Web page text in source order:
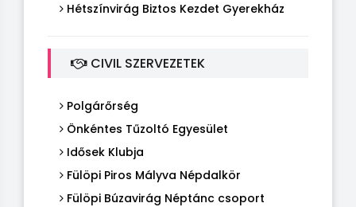
Hétszínvirág Biztos Kezdet Gyerekház
CIVIL SZERVEZETEK
Polgárőrség
Önkéntes Tűzoltó Egyesület
Idősek Klubja
Fülöpi Piros Mályva Népdalkör
Fülöpi Búzavirág Néptánc csoport